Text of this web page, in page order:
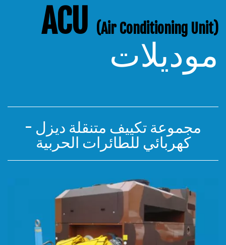
ACU (Air Conditioning Unit)
موديلات
مجموعة تكييف متنقلة ديزل -
كهربائي للطائرات الحربية